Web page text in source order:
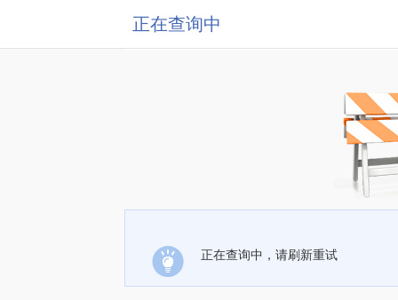
正在查询中
正在查询中，请刷新重试